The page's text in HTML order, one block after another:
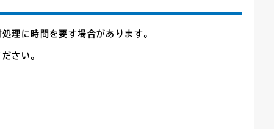
理に時間を要す場合があります。
さい。